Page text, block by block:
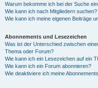
Warum bekomme ich bei der Suche
Wie kann ich nach Mitgliedern suchen?
Wie kann ich meine eigenen Beiträge
Abonnements und Lesezeichen
Was ist der Unterschied zwischen
Thema oder Forum?
Wie kann ich ein Lesezeichen auf ein
Wie kann ich ein Forum abonnieren?
Wie deaktiviere ich meine